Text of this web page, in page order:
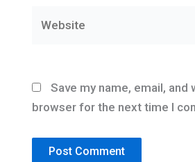
Save my name, email, and
browser for the next time I